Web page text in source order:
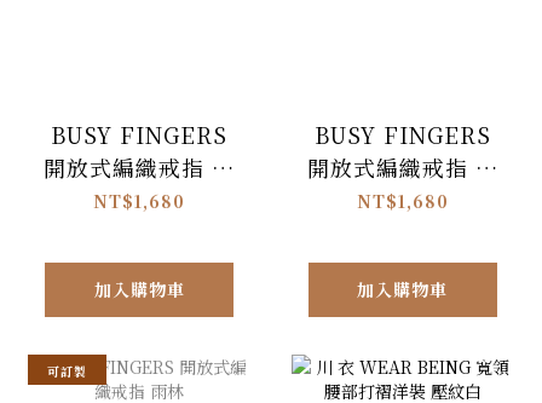
BUSY FINGERS
開放式編織戒指 化
石森林
NT$1,680
加入購物車
BUSY FINGERS
開放式編織戒指 夕
陽
NT$1,680
加入購物車
可訂製